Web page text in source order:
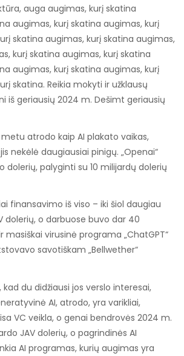
auga augimas, kurį skatina
augimas, kurį skatina augimas, kurį
skatina augimas, kurį skatina augimas,
kurį skatina augimas, kurį skatina
augimas, kurį skatina augimas, kurį
skatina. Reikia mokyti ir užklausų
iš geriausių 2024 m. Dešimt geriausių
metu atrodo kaip AI plakato vaikas,
nekėlė daugiausiai pinigų. „Openai“
dolerių, palyginti su 10 milijardų dolerių
finansavimo iš viso – iki šiol daugiau
dolerių, o darbuose buvo dar 40
masiškai virusinė programa „ChatGPT“
savotiškam „Bellwether“
du didžiausi jos verslo interesai,
AI, atrodo, yra varikliai,
VC veikla, o genai bendrovės 2024 m.
JAV dolerių, o pagrindinės AI
AI programas, kurių augimas yra